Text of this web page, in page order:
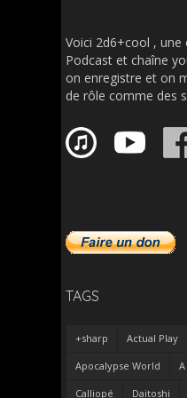
Voici 2d6+cool , une
Podcast et chaîne
on enregistre et on
de rôle comme des
TAGS
+sharp Actual Play
Apocalypse World
Calliopé Daitoshi